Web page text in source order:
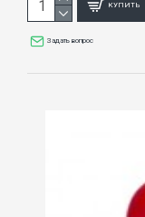
КУПИТЬ
Задать вопрос